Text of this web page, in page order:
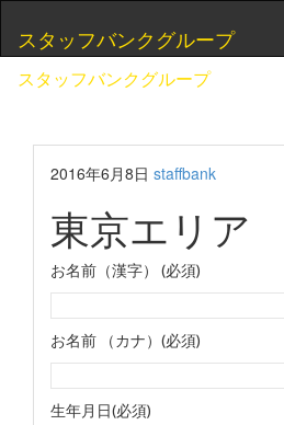
スタッフバンクグループ
スタッフバンクグループ
2016年6月8日 staffbank
東京エリア
お名前（漢字） (必須)
お名前 （カナ）(必須)
生年月日(必須)